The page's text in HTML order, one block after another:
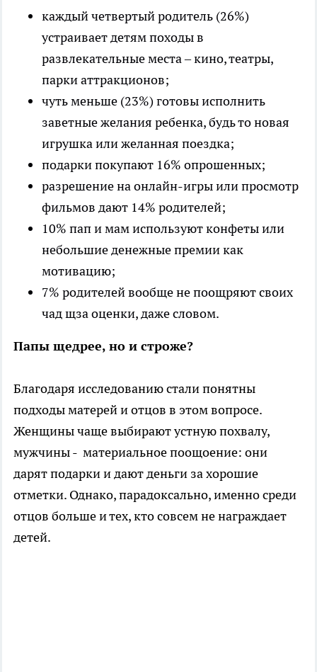
каждый четвертый родитель (26%)
устраивает детям походы в
развлекательные места – кино, театры,
парки аттракционов;
чуть меньше (23%) готовы исполнить
заветные желания ребенка, будь то новая
игрушка или желанная поездка;
подарки покупают 16% опрошенных;
разрешение на онлайн-игры или просмотр
фильмов дают 14% родителей;
10% пап и мам используют конфеты или
небольшие денежные премии как
мотивацию;
7% родителей вообще не поощряют своих
чад щза оценки, даже словом.
Папы щедрее, но и строже?
Благодаря исследованию стали понятны
подходы матерей и отцов в этом вопросе.
Женщины чаще выбирают устную похвалу,
мужчины - материальное поощоение: они
дарят подарки и дают деньги за хорошие
отметки. Однако, парадоксально, именно среди
отцов больше и тех, кто совсем не награждает
детей.